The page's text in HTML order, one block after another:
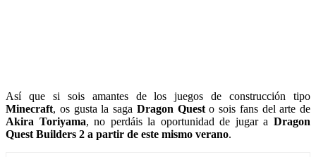
Así que si sois amantes de los juegos de construcción tipo
Minecraft, os gusta la saga Dragon Questo sois fans del arte de
Akira Toriyama, no perdáis la oportunidad de jugar aDragon
Quest Builders 2 a partir de este mismo verano.